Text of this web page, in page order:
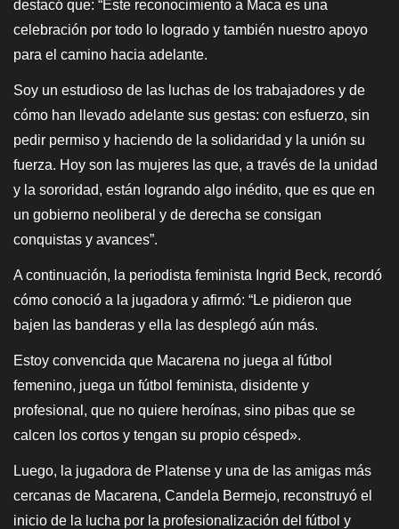
destacó que: “Este reconocimiento a Maca es una
celebración por todo lo logrado y también nuestro apoyo
para el camino hacia adelante.
Soy un estudioso de las luchas de los trabajadores y de
cómo han llevado adelante sus gestas: con esfuerzo, sin
pedir permiso y haciendo de la solidaridad y la unión su
fuerza. Hoy son las mujeres las que, a través de la unidad
y la sororidad, están logrando algo inédito, que es que en
un gobierno neoliberal y de derecha se consigan
conquistas y avances”.
A continuación, la periodista feminista Ingrid Beck, recordó
cómo conoció a la jugadora y afirmó: “Le pidieron que
bajen las banderas y ella las desplegó aún más.
Estoy convencida que Macarena no juega al fútbol
femenino, juega un fútbol feminista, disidente y
profesional, que no quiere heroínas, sino pibas que se
calcen los cortos y tengan su propio césped».
Luego, la jugadora de Platense y una de las amigas más
cercanas de Macarena, Candela Bermejo, reconstruyó el
inicio de la lucha por la profesionalización del fútbol y